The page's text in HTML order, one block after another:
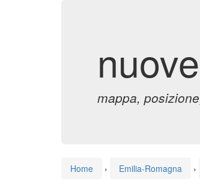
mappa,
Home › Emilia-Romagna ›